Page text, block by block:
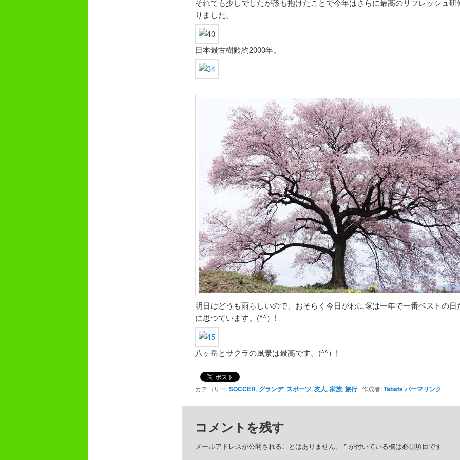
それでも少しでしたが孫も抱けたことで今年はさらに最高のリフレッシュ研
りました。
日本最古樹齢約2000年。
明日はどうも雨らしいので、おそらく今日がわに塚は一年で一番ベストの日
に思つています。(^^）!
八ヶ岳とサクラの風景は最高です。(^^）!
カテゴリー:SOCCER, グランデ, スポーツ, 友人, 家族, 旅行作成者:Tabataパーマリンク
コメントを残す
メールアドレスが公開されることはありません。 *が付いている欄は必須項目です